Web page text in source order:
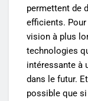
permettent de
efficients. Pour
vision à plus
technologies
intéressante à
dans le futur.
possible que